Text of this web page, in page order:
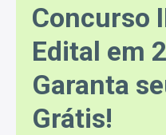
Concurso
Edital em
Garanta
Grátis!